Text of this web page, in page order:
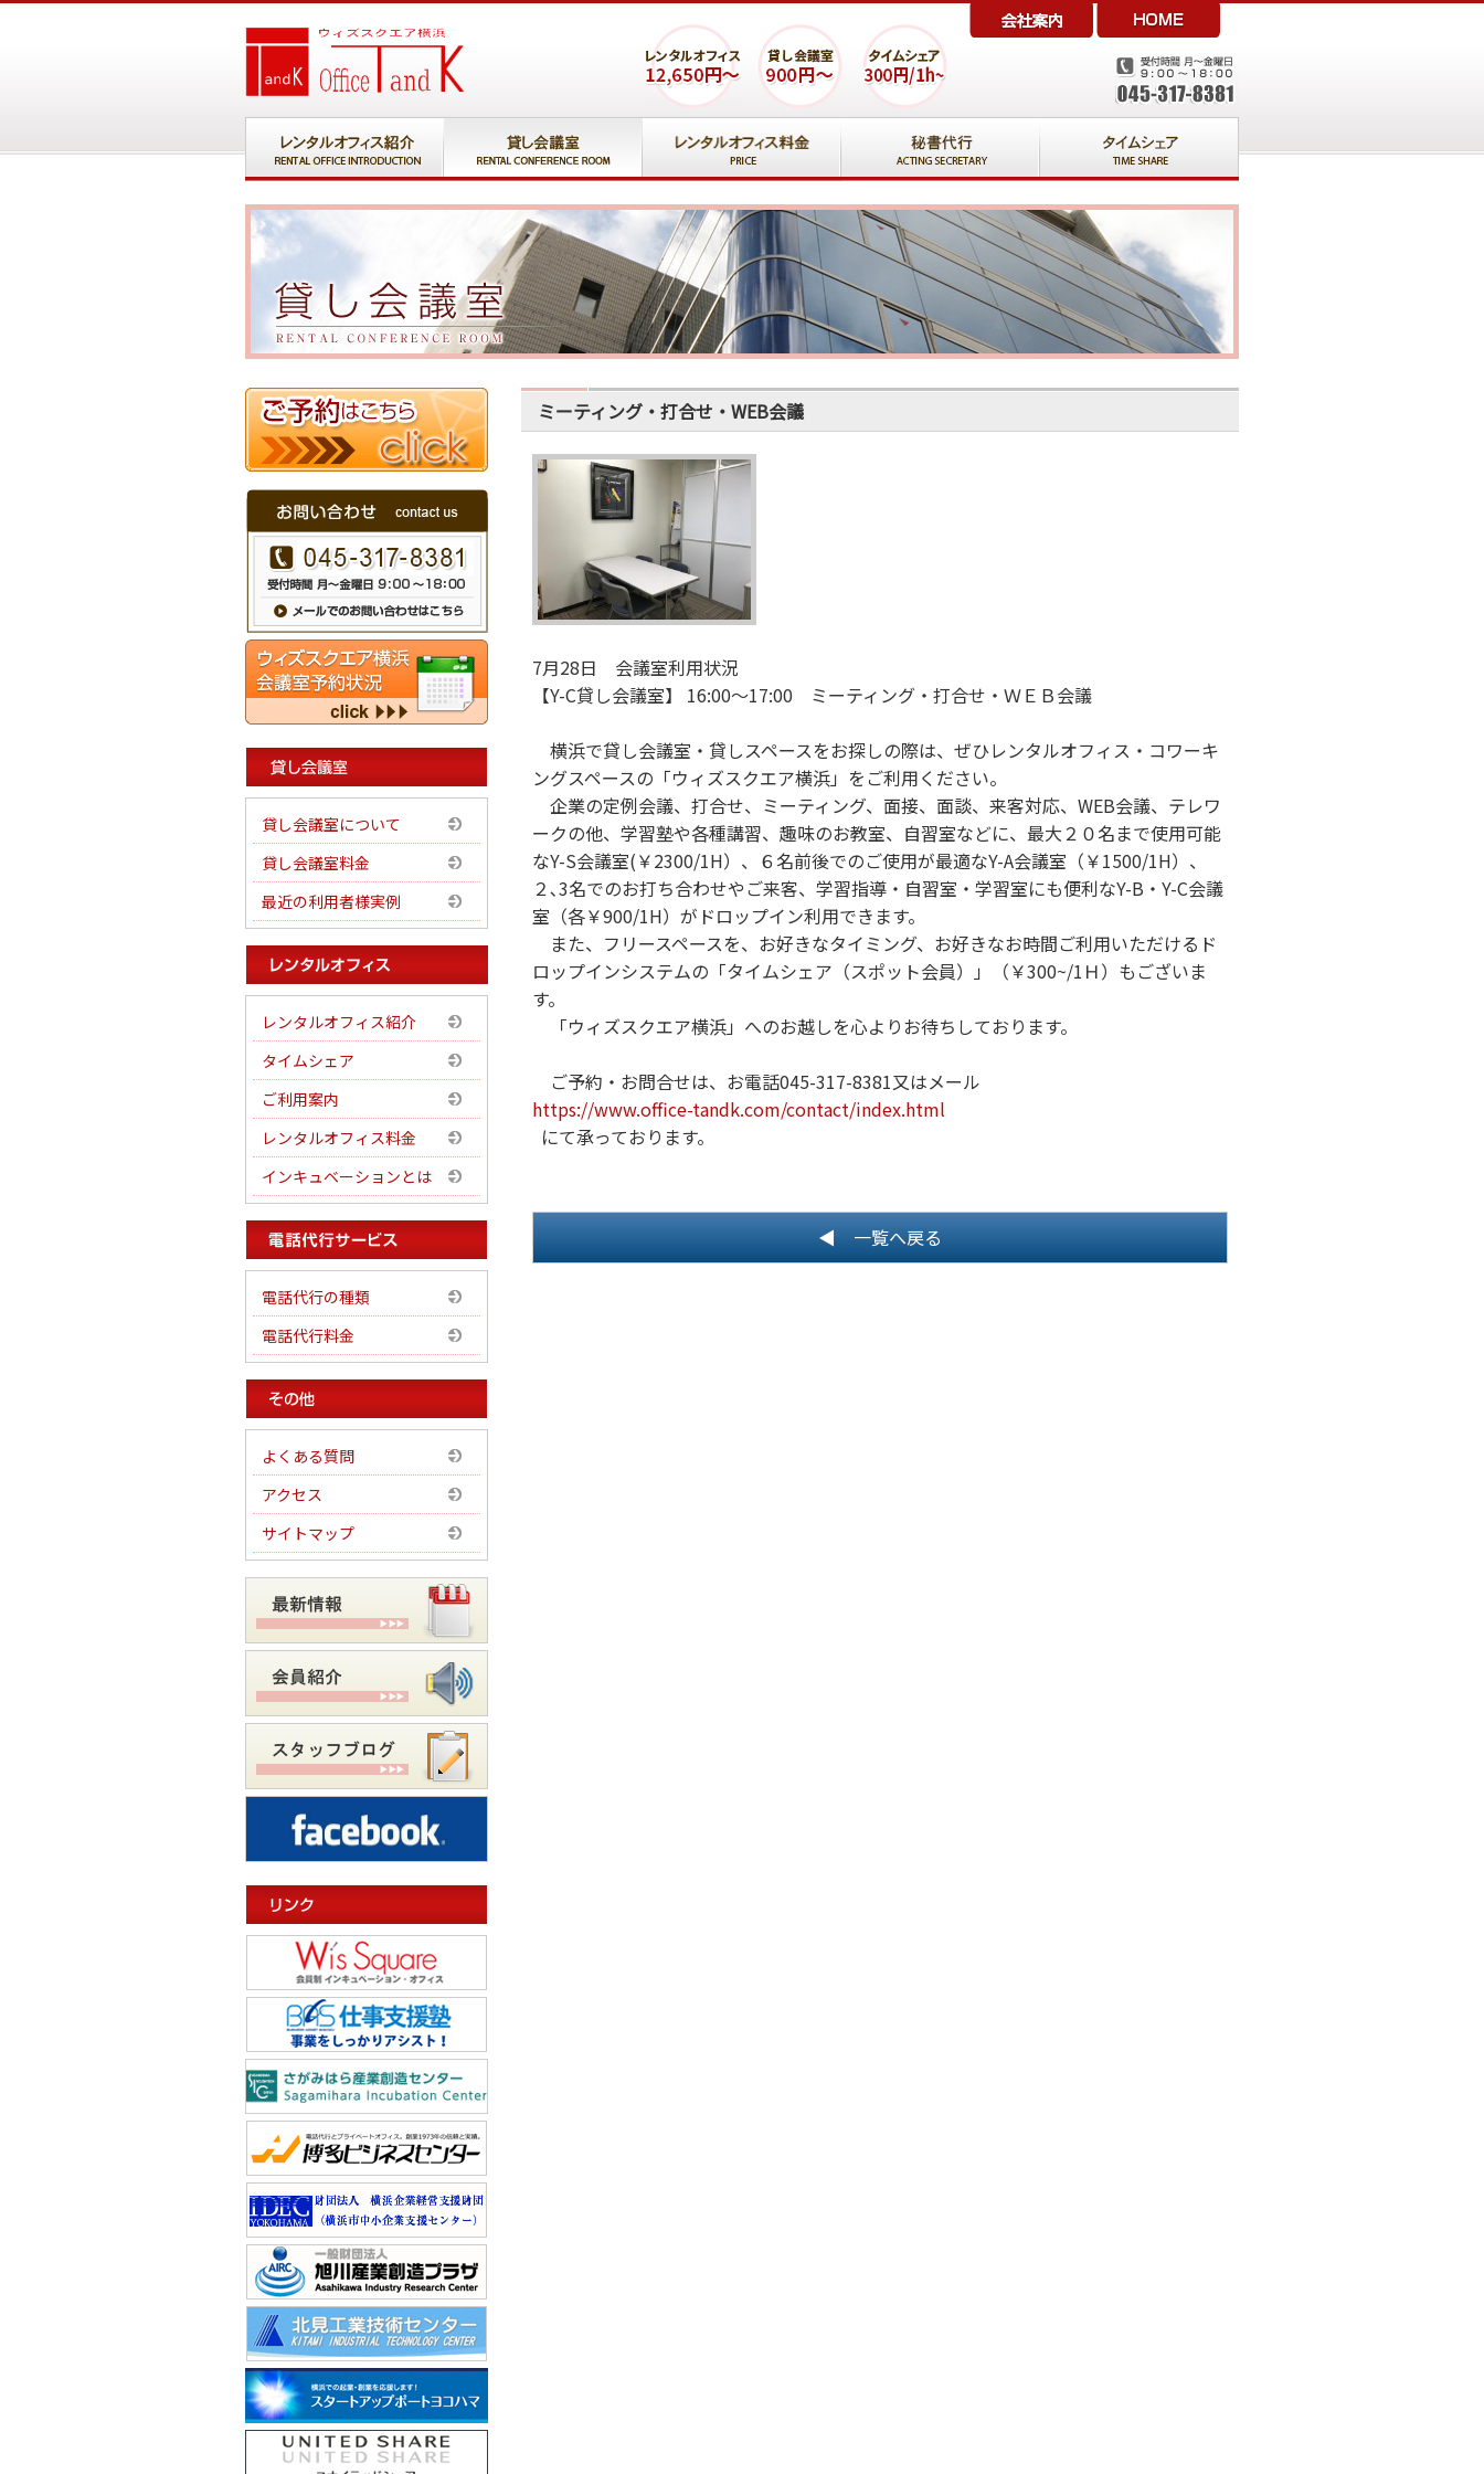
ミーティング・打合せ・WEB会議
7月28日 会議室利用状況
【Y-C貸し会議室】 16:00～17:00 ミーティング・打合せ・ＷＥＢ会議
横浜で貸し会議室・貸しスペースをお探しの際は、ぜひレンタルオフィス・コワーキ
ングスペースの「ウィズスクエア横浜」をご利用ください。
企業の定例会議、打合せ、ミーティング、面接、面談、来客対応、WEB会議、テレワ
ークの他、学習塾や各種講習、趣味のお教室、自習室などに、最大２０名まで使用可能
なY-S会議室(￥2300/1H）、６名前後でのご使用が最適なY-A会議室（￥1500/1H）、
２､3名でのお打ち合わせやご来客、学習指導・自習室・学習室にも便利なY-B・Y-C会議
室（各￥900/1H）がドロップイン利用できます。
また、フリースペースを、お好きなタイミング、お好きなお時間ご利用いただけるド
ロップインシステムの「タイムシェア（スポット会員）」（￥300~/1Ｈ）もございま
す。
「ウィズスクエア横浜」へのお越しを心よりお待ちしております。
ご予約・お問合せは、お電話045-317-8381又はメール
https://www.office-tandk.com/contact/index.html
にて承っております。
◀ 一覧へ戻る
貸し会議室について
貸し会議室料金
最近の利用者様実例
レンタルオフィス紹介
タイムシェア
ご利用案内
レンタルオフィス料金
インキュベーションとは
電話代行の種類
電話代行料金
よくある質問
アクセス
サイトマップ